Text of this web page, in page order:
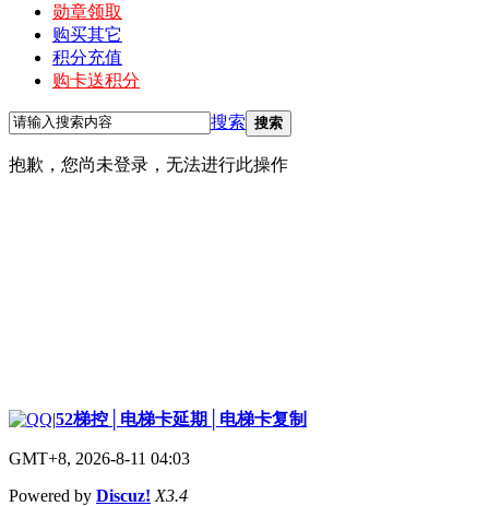
勋章领取
购买其它
积分充值
购卡送积分
搜索 搜索
抱歉，您尚未登录，无法进行此操作
|52梯控│电梯卡延期│电梯卡复制
GMT+8, 2026-8-11 04:03
Powered by Discuz! X3.4